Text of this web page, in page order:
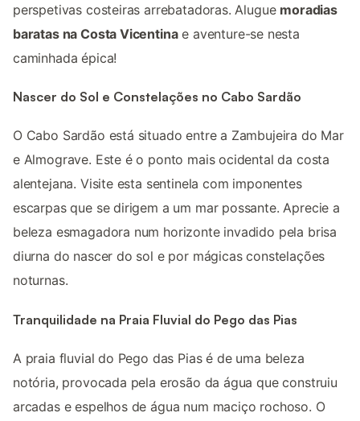
perspetivas costeiras arrebatadoras. Alugue moradias
baratas na Costa Vicentinae aventure-se nesta
caminhada épica!
Nascer do Sol e Constelações no Cabo Sardão
O Cabo Sardão está situado entre a Zambujeira do Mar
e Almograve. Este é o ponto mais ocidental da costa
alentejana. Visite esta sentinela com imponentes
escarpas que se dirigem a um mar possante. Aprecie a
beleza esmagadora num horizonte invadido pela brisa
diurna do nascer do sol e por mágicas constelações
noturnas.
Tranquilidade na Praia Fluvial do Pego das Pias
A praia fluvial do Pego das Pias é de uma beleza
notória, provocada pela erosão da água que construiu
arcadas e espelhos de água num maciço rochoso. O